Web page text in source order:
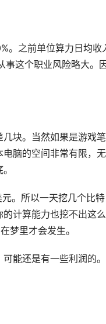
。之前单位算力日均收
事这个职业风险略大。
块。当然如果是游戏
脑的空间非常有限，
。所以一天挖几个比特
计算能力也挖不出这
梦里才会发生。
能还是有一些利润的